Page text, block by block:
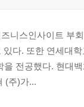
니스인사이트 부
있다. 또한 연세대
을 전공했다. 현대
(주)가...